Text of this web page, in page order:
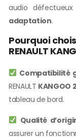
audio
adaptation.
Pourquoi
RENAULT
Compatibilité
RENAULT KANGOO
tableau de bord.
Qualité
assurer un